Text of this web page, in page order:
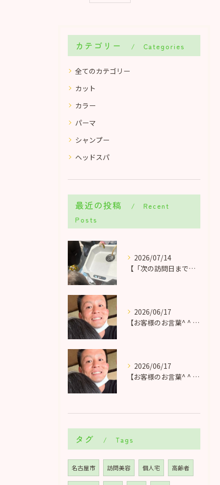
カテゴリー Categories
全てのカテゴリー
カット
カラー
パーマ
シャンプー
ヘッドスパ
最近の投稿
Recent
Posts
2026/07/14
【「次の訪問日までお待ちください…」を変えたい。
2026/06/17
【お客様のお言葉^ ^ ホウモンさんの想い】
2026/06/17
【お客様のお言葉^ ^ ホウモンさんの想い】
タグ Tags
名古屋市 訪問美容 個人宅 高齢者